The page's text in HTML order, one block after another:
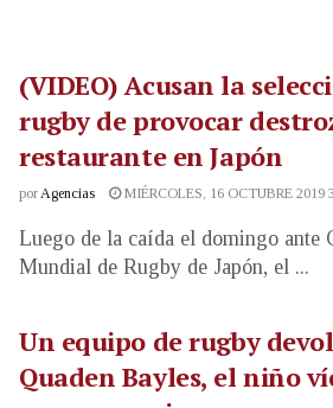
(VIDEO) Acusan la
rugby de provocar
restaurante en Japón
porAgencias MIÉRCOLES, 16 OCTUBRE 2019
Luego de la caída el domingo ante
Mundial de Rugby de Japón, el ...
Un equipo de rugby
Quaden Bayles, el niño